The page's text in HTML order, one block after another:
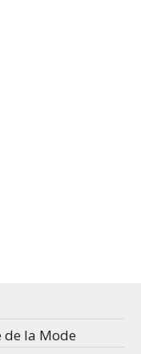
de la Mode